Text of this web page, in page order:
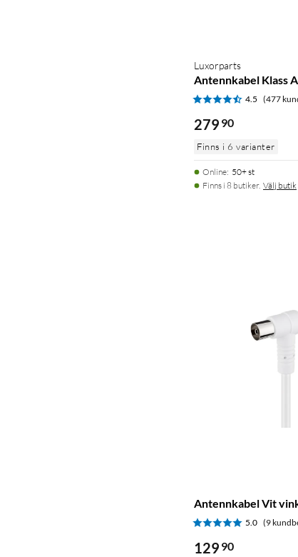
Luxorparts
Antennkabel Klass
4.5 (477
279 90
Finns i 6 varianter
Online: 50+ st
Finns i 8 butiker. Välj butik
Antennkabel Vit
5.0 (9
129 90